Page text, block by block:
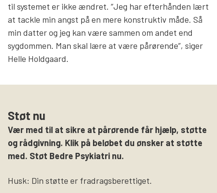
til systemet er ikke ændret. ”Jeg har efterhånden lært
at tackle min angst på en mere konstruktiv måde. Så
min datter og jeg kan være sammen om andet end
sygdommen. Man skal lære at være pårørende”, siger
Helle Holdgaard.
Støt nu
Vær med til at sikre at pårørende får hjælp, støtte
og rådgivning. Klik på beløbet du ønsker at støtte
med. Støt Bedre Psykiatri nu.
Husk: Din støtte er fradragsberettiget.